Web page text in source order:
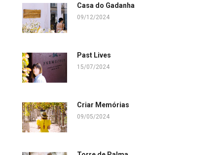
Casa do Gadanha
09/12/2024
Past Lives
15/07/2024
Criar Memórias
09/05/2024